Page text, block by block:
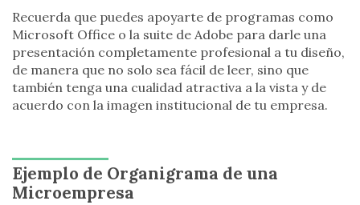
Recuerda que puedes apoyarte de programas como
Microsoft Office o la suite de Adobe para darle una
presentación completamente profesional a tu diseño,
de manera que no solo sea fácil de leer, sino que
también tenga una cualidad atractiva a la vista y de
acuerdo con la imagen institucional de tu empresa.
Ejemplo de Organigrama de una
Microempresa